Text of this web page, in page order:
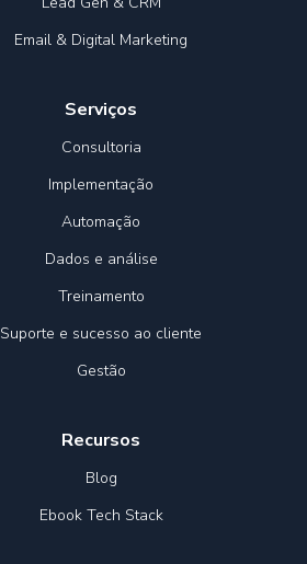
Email & Digital Marketing
Serviços
Consultoria
Implementação
Automação
Dados e análise
Treinamento
Suporte e sucesso ao cliente
Gestão
Recursos
Blog
Ebook Tech Stack